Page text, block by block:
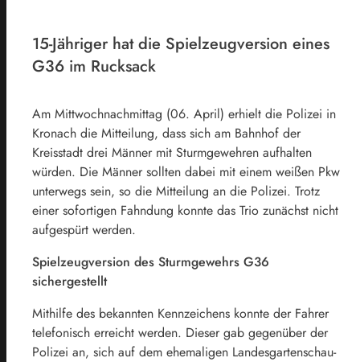
15-Jähriger hat die Spielzeugversion eines
G36 im Rucksack
Am Mittwochnachmittag (06. April) erhielt die Polizei in
Kronach die Mitteilung, dass sich am Bahnhof der
Kreisstadt drei Männer mit Sturmgewehren aufhalten
würden. Die Männer sollten dabei mit einem weißen Pkw
unterwegs sein, so die Mitteilung an die Polizei. Trotz
einer sofortigen Fahndung konnte das Trio zunächst nicht
aufgespürt werden.
Spielzeugversion des Sturmgewehrs G36
sichergestellt
Mithilfe des bekannten Kennzeichens konnte der Fahrer
telefonisch erreicht werden. Dieser gab gegenüber der
Polizei an, sich auf dem ehemaligen Landesgartenschau-